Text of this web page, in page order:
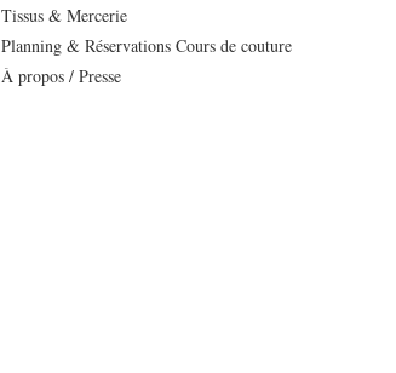
Tissus & Mercerie
Planning & Réservations Cours de couture
À propos / Presse